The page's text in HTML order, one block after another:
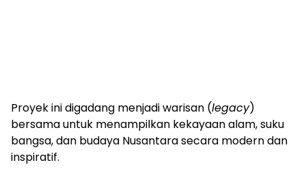
Proyek ini digadang menjadi warisan (legacy)
bersama untuk menampilkan kekayaan alam, suku
bangsa, dan budaya Nusantara secara modern dan
inspiratif.